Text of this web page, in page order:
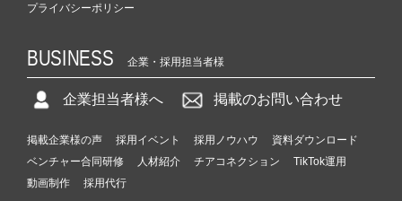
プライバシーポリシー
BUSINESS 企業・採用担当者様
企業担当者様へ 掲載のお問い合わせ
掲載企業様の声 採用イベント 採用ノウハウ
資料ダウンロード
ベンチャー合同研修
人材紹介 チアコネクション
TikTok運用
動画制作
採用代行